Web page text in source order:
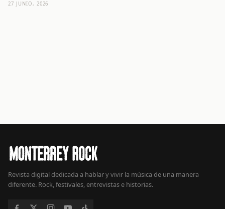
27 JUNIO, 2026
Revista digital dedicada a hablar y vivir la música de una manera
diferente. Rock, festivales, entrevistas e historias.